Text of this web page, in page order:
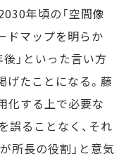
年頃の「空間像
ドマップを明らか
後」といった言い方
げたことになる。藤
化する上で必要な
誤ることなく、それ
所長の役割」と意気